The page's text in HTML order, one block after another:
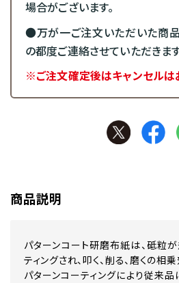
場合がございます。
●万が一ご注文いただいた商
の都度ご連絡させていただきます
※ご注文確定後はキャンセルは
商品説明
パターンコート研磨布紙は、砥粒
ティングされ、叩く、削る、磨くの相
パターンコーティングにより従来